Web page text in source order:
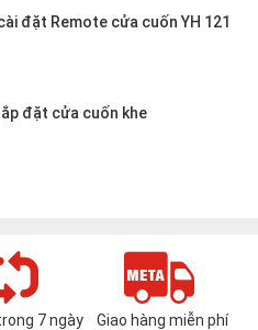
đặt Remote cửa cuốn YH 121
đặt cửa cuốn khe
7 ngày Giao hàng miễn phí